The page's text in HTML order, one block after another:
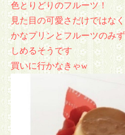
色とりどりのフルーツ！
見た目の可愛さだけではな
かなプリンとフルーツのみ
しめるそうです
買いに行かなきゃw